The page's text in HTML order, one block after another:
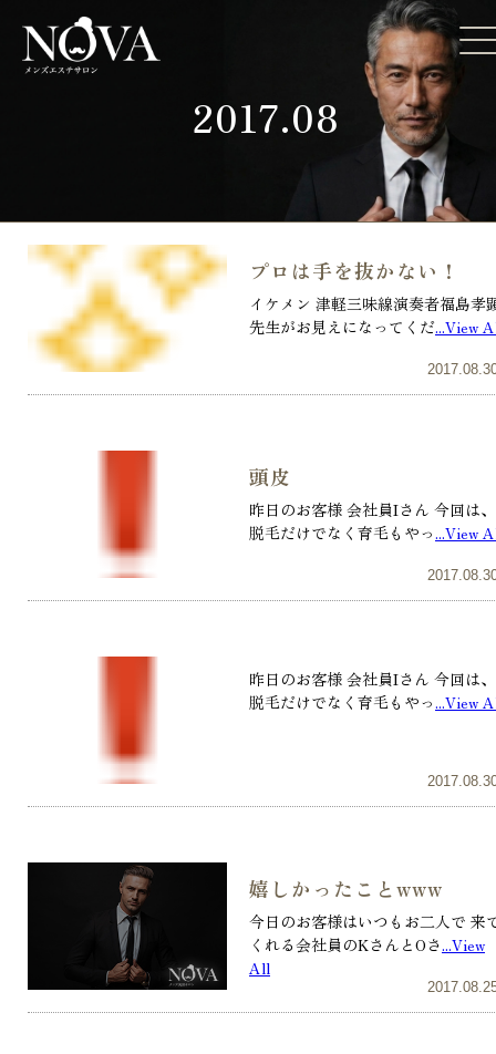
2017.08
プロは手を抜かない！
イケメン 津軽三味線演奏者​福島孝
先生がお見えになってくだ...View
頭皮
昨日のお客様 会社員Iさん 今回は、
脱毛だけでなく育毛もやっ...View
昨日のお客様 会社員Iさん 今回は、
脱毛だけでなく育毛もやっ...View
嬉しかったことwww
今日のお客様はいつもお二人で 来
くれる会社員のKさんとOさ...View
All